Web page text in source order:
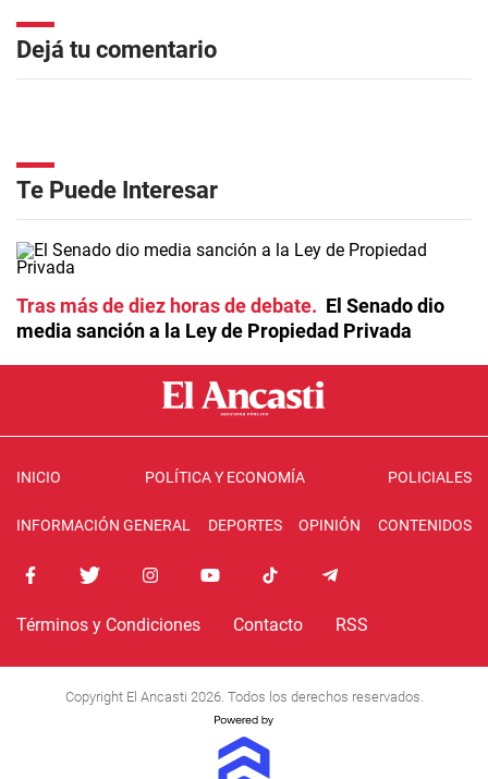
Dejá tu comentario
Te Puede Interesar
Tras más de diez horas de debate
El Senado dio
media sanción a la Ley de Propiedad Privada
INICIO POLÍTICA Y ECONOMÍA POLICIALES
INFORMACIÓN GENERAL DEPORTES OPINIÓN CONTENIDOS
Términos y Condiciones Contacto RSS
Copyright El Ancasti 2026. Todos los derechos reservados.